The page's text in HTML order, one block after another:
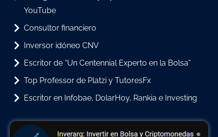
YouTube
Consultor financiero
Inversor idóneo CNV
Escritor de “Un Centennial Experto en la Bolsa”
Top Professor de Platzi y TutoresFx
Escritor en Infobae, DolarHoy, Rankia e Investing